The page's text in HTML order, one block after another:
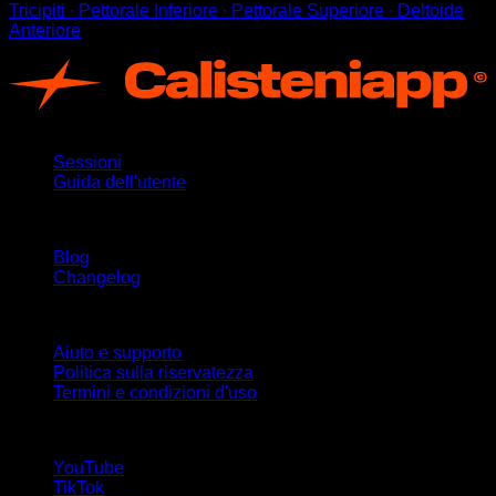
Tricipiti ∙ Pettorale Inferiore ∙ Pettorale Superiore ∙ Deltoide
Anteriore
Sessioni
Guida dell'utente
Blog
Changelog
Aiuto e supporto
Politica sulla riservatezza
Termini e condizioni d'uso
YouTube
TikTok